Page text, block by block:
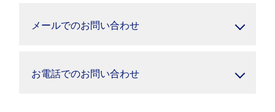
メールでのお問い合わせ
お電話でのお問い合わせ